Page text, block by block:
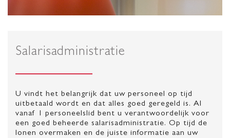
Salarisadministratie
U vindt het belangrijk dat uw personeel op tijd
uitbetaald wordt en dat alles goed geregeld is. Al
vanaf 1 personeelslid bent u verantwoordelijk voor
een goed beheerde salarisadministratie. Op tijd de
lonen overmaken en de juiste informatie aan uw